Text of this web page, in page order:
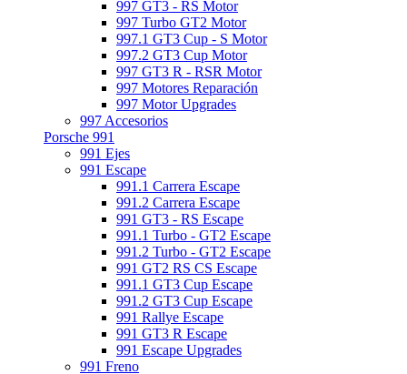
997 GT3 - RS Motor
997 Turbo GT2 Motor
997.1 GT3 Cup - S Motor
997.2 GT3 Cup Motor
997 GT3 R - RSR Motor
997 Motores Reparación
997 Motor Upgrades
997 Accesorios
Porsche 991
991 Ejes
991 Escape
991.1 Carrera Escape
991.2 Carrera Escape
991 GT3 - RS Escape
991.1 Turbo - GT2 Escape
991.2 Turbo - GT2 Escape
991 GT2 RS CS Escape
991.1 GT3 Cup Escape
991.2 GT3 Cup Escape
991 Rallye Escape
991 GT3 R Escape
991 Escape Upgrades
991 Freno